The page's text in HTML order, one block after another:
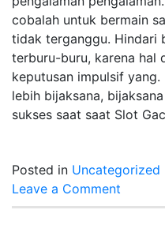
cobalah untuk bermain
tidak terganggu. Hindari
terburu-buru, karena hal
keputusan impulsif
lebih bijaksana,
sukses saat saat Slot
Posted in Uncategorized
Leave a Comment